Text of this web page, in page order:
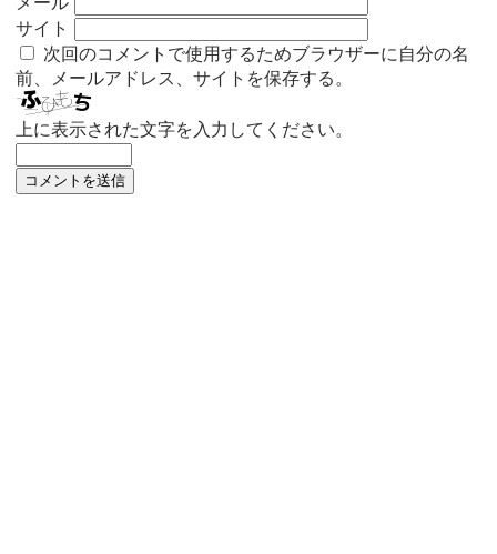
サイト
次回のコメントで使用するためブラウザーに自分の名
前、メールアドレス、サイトを保存する。
上に表示された文字を入力してください。